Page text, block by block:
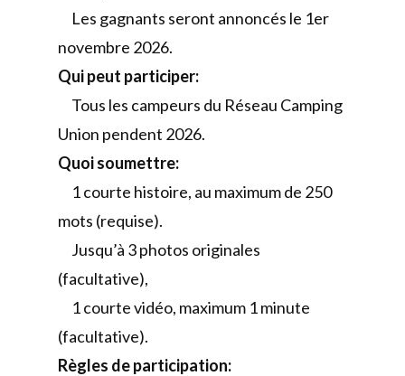
Les gagnants seront annoncés le 1er
novembre 2026.
Qui peut participer:
Tous les campeurs du Réseau Camping
Union pendent 2026.
Quoi soumettre:
1 courte histoire, au maximum de 250
mots (requise).
Jusqu’à 3 photos originales
(facultative),
1 courte vidéo, maximum 1 minute
(facultative).
Règles de participation: